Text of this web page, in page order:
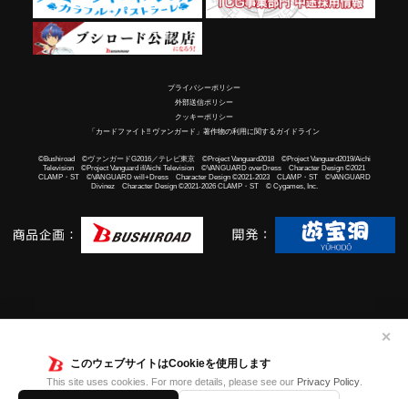
このウェブサイトはCookieを使用します
This site uses cookies. For more details, please see our Privacy Policy.
✕
プライバシーポリシー
外部送信ポリシー
クッキーポリシー
「カードファイト!! ヴァンガード」著作物の利用に関するガイドライン
©Bushiroad ©ヴァンガードG2016／テレビ東京 ©Project Vanguard2018 ©Project Vanguard2019/Aichi
Television ©Project Vanguard if/Aichi Television ©VANGUARD overDress Character Design ©2021
CLAMP・ST ©VANGUARD will+Dress Character Design ©2021-2023 CLAMP・ST ©VANGUARD
Divinez Character Design ©2021-2026 CLAMP・ST © Cygames, Inc.